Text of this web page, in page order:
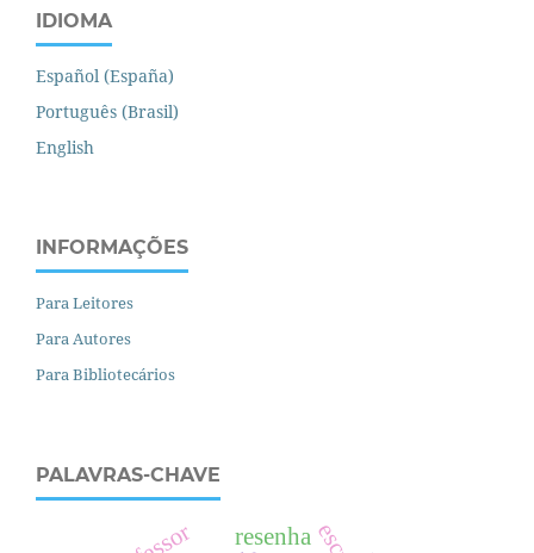
IDIOMA
Español (España)
Português (Brasil)
English
INFORMAÇÕES
Para Leitores
Para Autores
Para Bibliotecários
PALAVRAS-CHAVE
resenha